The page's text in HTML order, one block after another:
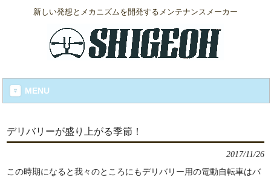
新しい発想とメカニズムを開発するメンテナンスメーカー
MENU
デリバリーが盛り上がる季節！
2017/11/26
この時期になると我々のところにもデリバリー用の電動自転車はバ